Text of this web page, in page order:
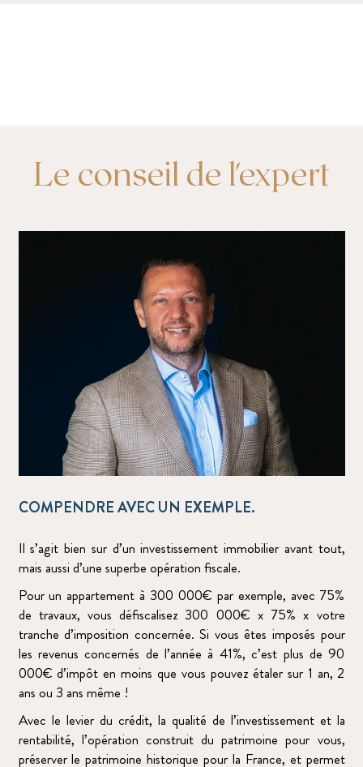
Le conseil de l'expert
COMPENDRE AVEC UN EXEMPLE.
Il s’agit bien sur d’un investissement immobilier avant tout,
mais aussi d’une superbe opération fiscale.
Pour un appartement à 300 000€ par exemple, avec 75%
de travaux, vous défiscalisez 300 000€ x 75% x votre
tranche d’imposition concernée. Si vous êtes imposés pour
les revenus concernés de l’année à 41%, c’est plus de 90
000€ d’impôt en moins que vous pouvez étaler sur 1 an, 2
ans ou 3 ans même !
Avec le levier du crédit, la qualité de l’investissement et la
rentabilité, l’opération construit du patrimoine pour vous,
préserver le patrimoine historique pour la France, et permet